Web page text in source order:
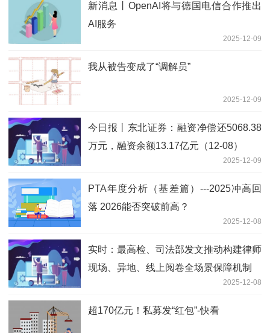
新消息丨OpenAI将与德国电信合作推出
AI服务
2025-12-09
我从被告变成了“调解员”
2025-12-09
今日报丨东北证券：融资净偿还5068.38
万元，融资余额13.17亿元（12-08）
2025-12-09
PTA年度分析（基差篇）---2025冲高回
落 2026能否突破前高？
2025-12-08
实时：最高检、司法部发文推动构建律师
现场、异地、线上阅卷全场景保障机制
2025-12-08
超170亿元！私募发“红包”-快看